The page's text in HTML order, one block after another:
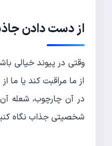
از دست دادن
وقتی در پیوند خیالی
از ما مراقبت کند یا ما
در آن چارچوب، شعله
شخصیتی جذاب نگاه